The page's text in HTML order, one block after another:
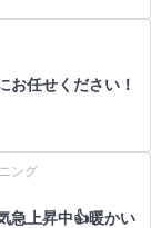
お任せください！
ング
急上昇中👍暖かい